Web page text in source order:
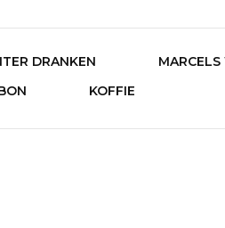
DRANKEN
KOFFIE